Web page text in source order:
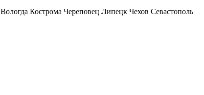
Вологда Кострома Череповец Липецк Чехов Севастополь